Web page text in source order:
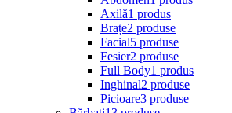
Axilă1 produs
Brațe2 produse
Facial5 produse
Fesier2 produse
Full Body1 produs
Inghinal2 produse
Picioare3 produse